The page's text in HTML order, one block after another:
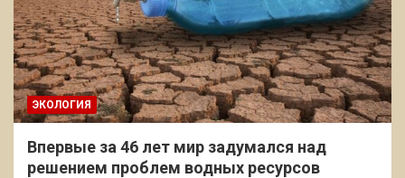
ЭКОЛОГИЯ
Впервые за 46 лет мир задумался над
решением проблем водных ресурсов